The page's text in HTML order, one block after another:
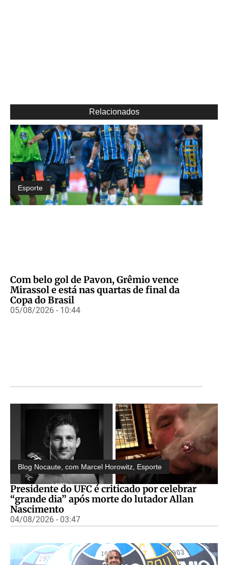
Relacionados
Esporte
Com belo gol de Pavon, Grêmio vence
Mirassol e está nas quartas de final da
Copa do Brasil
05/08/2026 - 10:44
Blog Nocaute, com Marcel Horowitz Esporte
Presidente do UFC é criticado por celebrar
“grande dia” após morte do lutador Allan
Nascimento
04/08/2026 - 03:47